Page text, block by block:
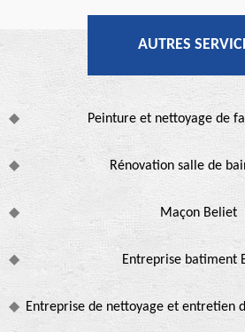
AUTRES
Peinture et nettoyage de
Rénovation salle de
Maçon Beliet
Entreprise batiment
Entreprise de nettoyage et entretien